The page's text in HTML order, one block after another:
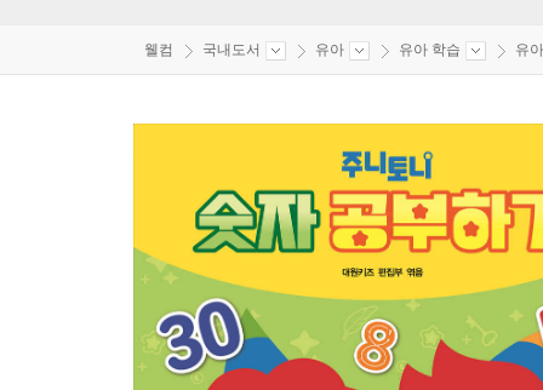
웰컴 국내도서 유아 유아 학습 유